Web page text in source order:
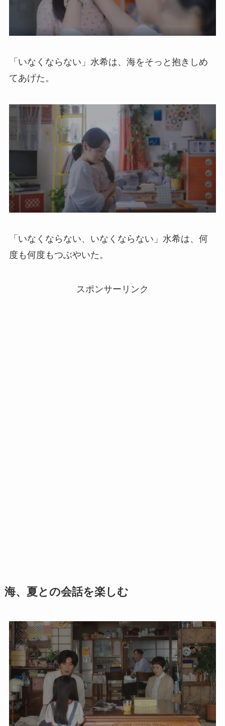
「いなくならない」水希は、海をそっと抱きしめ
てあげた。
「いなくならない、いなくならない」水希は、何
度も何度もつぶやいた。
スポンサーリンク
海、夏との会話を楽しむ